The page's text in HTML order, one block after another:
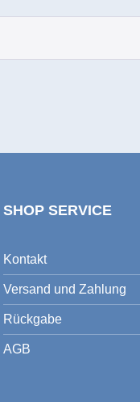
SHOP SERVICE
Kontakt
Versand und Zahlung
Rückgabe
AGB